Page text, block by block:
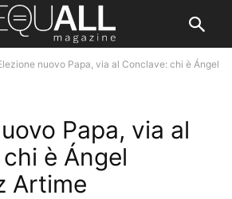
nuovo Papa, via al Conclave: chi è Ángel
Papa, via al
è Ángel
Artime